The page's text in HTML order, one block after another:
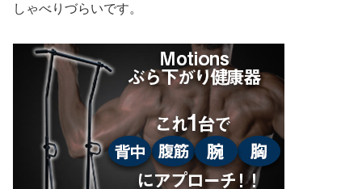
しゃべりづらいです。